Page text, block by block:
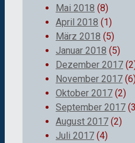
Mai 2018 (8)
April 2018 (1)
März 2018 (5)
Januar 2018 (5)
Dezember 2017
November 2017
Oktober 2017 (2)
September 2017
August 2017 (2)
Juli 2017 (4)